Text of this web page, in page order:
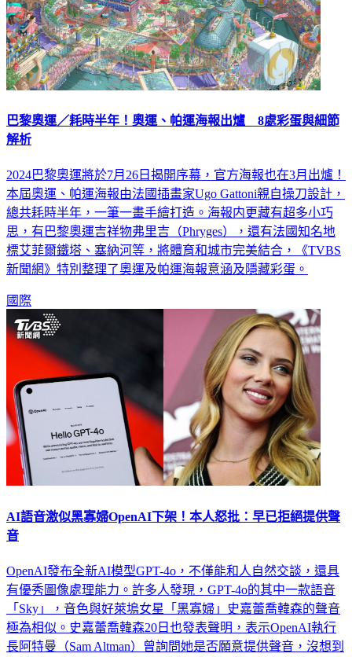
巴黎奧運／耗時半年！奧運、帕運海報出爐 8處彩蛋與細節
2024巴黎奧運將於7月26日揭開序幕，官方海報也在3月出爐！
本屆奧運、帕運海報由法國插畫家Ugo Gattoni親自操刀設計，
總共耗時半年，一筆一畫手繪打造。海報内更藏有超多小巧
思，有巴黎奧運吉祥物弗里吉（Phryges），還有法國知名地
標艾菲爾鐵塔、塞納河等，將體育和城市完美結合，《TVBS
國際
AI語音激似黑寡婦OpenAI下架！本人怒批：早已拒絕提供聲
OpenAI發布全新AI模型GPT-4o，不僅能和人自然交談，還具
有優秀圖像處理能力。許多人發現，GPT-4o的其中一款語音
「Sky」，音色與好萊塢女星「黑寡婦」史嘉蕾喬韓森的聲音
極為相似。史嘉蕾喬韓森20日也發表聲明，表示OpenAI執行